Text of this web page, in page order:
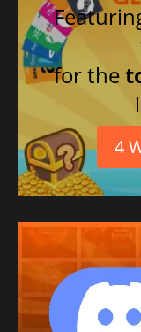
for the
4